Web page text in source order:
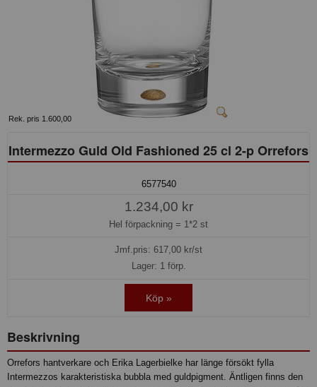
Rek. pris 1.600,00
Intermezzo Guld Old Fashioned 25 cl 2-p Orrefors
6577540
1.234,00 kr
Hel förpackning = 1*2 st
Jmf.pris: 617,00 kr/st
Lager: 1 förp.
Köp »
Beskrivning
Orrefors hantverkare och Erika Lagerbielke har länge försökt fylla
Intermezzos karakteristiska bubbla med guldpigment. Äntligen finns den